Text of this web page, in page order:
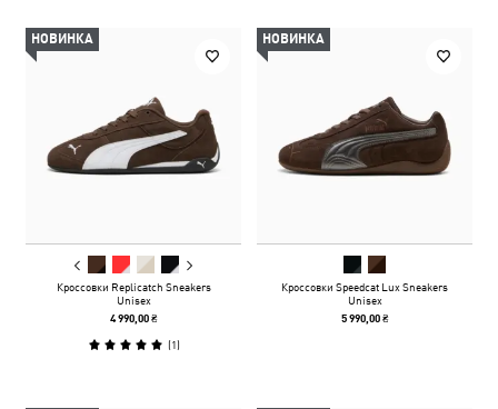
НОВИНКА
Кроссовки Replicatch Sneakers
Unisex
4 990,00 ₴
(1)
НОВИНКА
Кроссовки Speedcat Lux Sneakers
Unisex
5 990,00 ₴